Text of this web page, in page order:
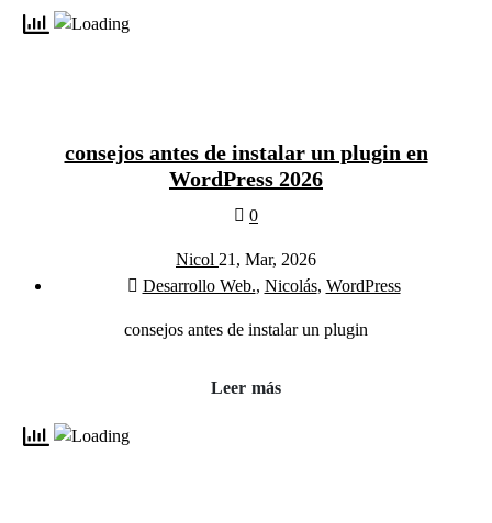
consejos antes de instalar un plugin en
WordPress 2026
0
Nicol 21, Mar, 2026
Desarrollo Web., Nicolás, WordPress
consejos antes de instalar un plugin
Leer más